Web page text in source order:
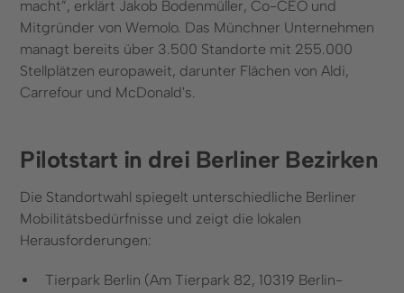
macht”, erklärt Jakob Bodenmüller, Co-CEO und
Mitgründer von Wemolo. Das Münchner Unternehmen
managt bereits über 3.500 Standorte mit 255.000
Stellplätzen europaweit, darunter Flächen von Aldi,
Carrefour und McDonald's.
Pilotstart in drei Berliner Bezirken
Die Standortwahl spiegelt unterschiedliche Berliner
Mobilitätsbedürfnisse und zeigt die lokalen
Herausforderungen:
Tierpark Berlin (Am Tierpark 82, 10319 Berlin-